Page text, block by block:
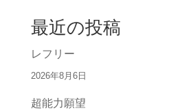
最近の投稿
レフリー
2026年8月6日
超能力願望